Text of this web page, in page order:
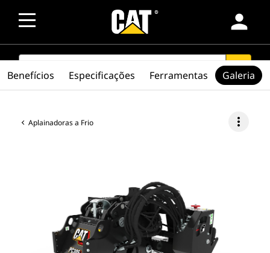
person
SEARCH search
Aplainadoras a Frio more_vert
Benefícios Especificações Ferramentas Galeria